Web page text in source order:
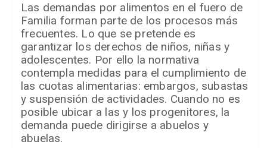
Las demandas por alimentos en el fuero de
Familia forman parte de los procesos más
frecuentes. Lo que se pretende es
garantizar los derechos de niños, niñas y
adolescentes. Por ello la normativa
contempla medidas para el cumplimiento de
las cuotas alimentarias: embargos, subastas
y suspensión de actividades. Cuando no es
posible ubicar a las y los progenitores, la
demanda puede dirigirse a abuelos y
abuelas.